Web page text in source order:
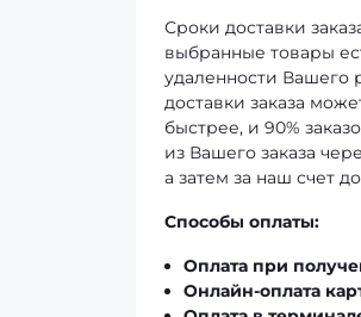
Сроки доставки
выбранные товары
удаленности Вашего
доставки заказа
быстрее, и 90%
из Вашего заказа
а затем за наш счет
Способы оплаты:
Оплата при
Онлайн-оплата